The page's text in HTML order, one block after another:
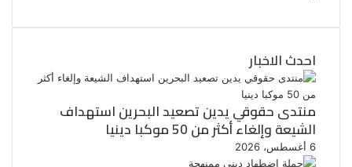
ب
ك
ي
ر
احدث الاخبار
منتدى حقوقي يدين تصعيد البحرين استهداف
الشيعة وإلغاء أكثر من 50 موكبا دينيا
6 أغسطس، 2026